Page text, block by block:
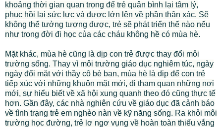
khoảng thời gian quan trọng để trẻ quân bình lại tâm lý,
phục hồi lại sức lực và được lớn lên về phần thân xác. Sẽ
không thể tưởng tượng được, trẻ sẽ phát triển thế nào nếu
như trong đời đi học của các cháu không hề có mùa hè.
Mặt khác, mùa hè cũng là dịp con trẻ được thay đổi môi
trường sống. Thay vì môi trường giáo dục nghiêm túc, ngày
ngày đối mặt với thầy cô bè bạn, mùa hè là dịp để con trẻ
tiếp xúc với những khuôn mặt mới, đi tham quan những nơi
mới, sự hiểu biết về xã hội xung quanh theo đó cũng thực tế
hơn. Gần đây, các nhà nghiên cứu về giáo dục đã cảnh báo
về tình trạng trẻ em nghèo nàn về kỹ năng sống. Ra khỏi môi
trường học đường, trẻ lơ ngơ vụng về hoàn toàn thiếu vắng